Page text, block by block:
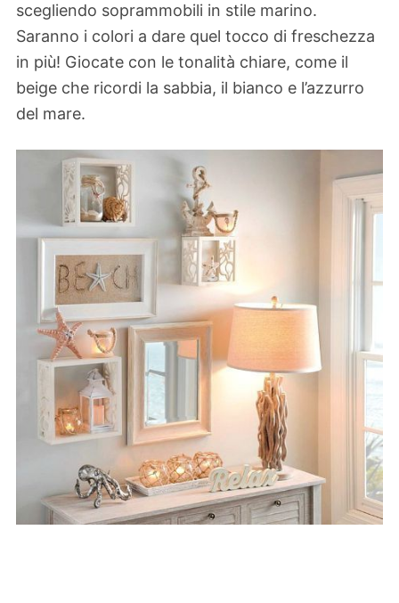
scegliendo soprammobili in stile marino.
Saranno i colori a dare quel tocco di freschezza
in più! Giocate con le tonalità chiare, come il
beige che ricordi la sabbia, il bianco e l’azzurro
del mare.